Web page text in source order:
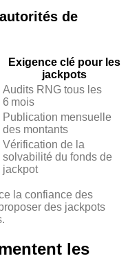
de
Exigence clé pour les
jackpots
Audits RNG tous les
6 mois
Publication mensuelle
des montants
Vérification de la
solvabilité du fonds de
jackpot
la confiance des
des jackpots
les